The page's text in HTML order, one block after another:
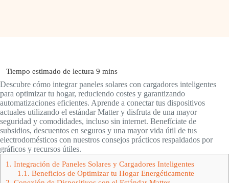
Descubre cómo integrar paneles solares con cargadores inteligentes
para optimizar tu hogar, reduciendo costes y garantizando
automatizaciones eficientes. Aprende a conectar tus dispositivos
actuales utilizando el estándar Matter y disfruta de una mayor
seguridad y comodidades, incluso sin internet. Benefíciate de
subsidios, descuentos en seguros y una mayor vida útil de tus
electrodomésticos con nuestros consejos prácticos respaldados por
gráficos y recursos útiles.
1. Integración de Paneles Solares y Cargadores Inteligentes
1.1. Beneficios de Optimizar tu Hogar Energéticamente